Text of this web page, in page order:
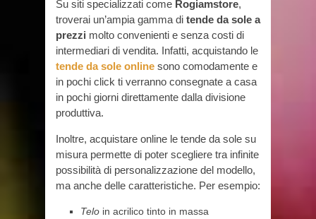
Su siti specializzati come Rogiamstore,
troverai un’ampia gamma di tende da sole a
prezzi molto convenienti e senza costi di
intermediari di vendita. Infatti, acquistando le
tende da sole online sono comodamente e
in pochi click ti verranno consegnate a casa
in pochi giorni direttamente dalla divisione
produttiva.
Inoltre, acquistare online le tende da sole su
misura permette di poter scegliere tra infinite
possibilità di personalizzazione del modello,
ma anche delle caratteristiche. Per esempio:
Telo in acrilico tinto in massa